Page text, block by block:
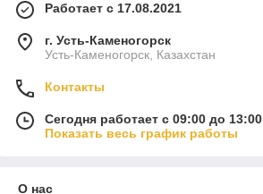
Работает с 17.08.2021
г. Усть-Каменогорск
Усть-Каменогорск, Казахстан
Контакты
Сегодня работает с 09:00 до 13:00
Показать весь график работы
О нас